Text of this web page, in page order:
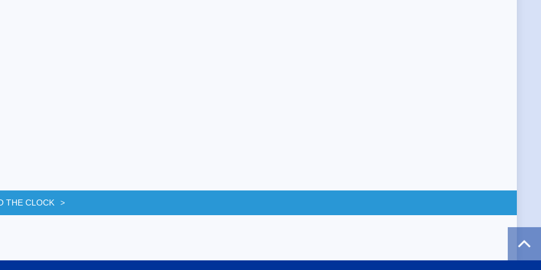
THE CLOCK